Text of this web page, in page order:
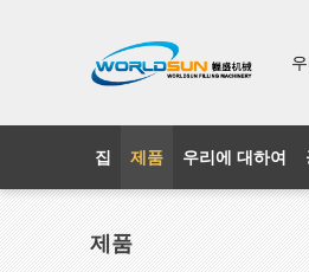
집 제품 우리에 대하여
제품